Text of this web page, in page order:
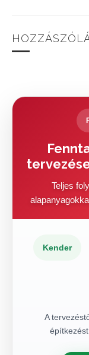
Teljes
Kender
A